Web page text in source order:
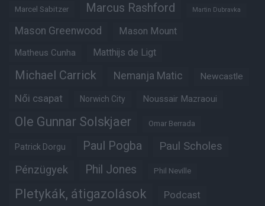
Marcel Sabitzer Marcus Rashford Martin Dubravka
Mason Greenwood Mason Mount
Matheus Cunha Matthijs de Ligt
Michael Carrick Nemanja Matic Newcastle
Női csapat Norwich City Noussair Mazraoui
Ole Gunnar Solskjaer Omar Berrada
Patrick Dorgu Paul Pogba Paul Scholes
Pénzügyek Phil Jones Phil Neville
Pletykák, átigazolások Podcast